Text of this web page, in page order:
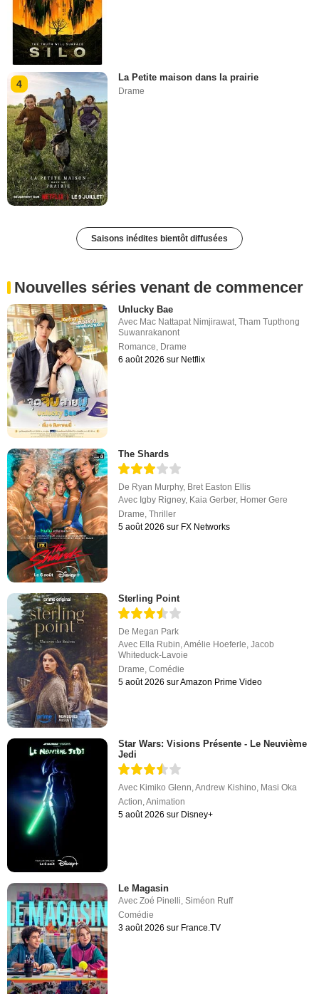
4
La Petite maison dans la prairie
Drame
Saisons inédites bientôt diffusées
Nouvelles séries venant de commencer
Unlucky Bae
Avec Mac Nattapat Nimjirawat,Tham Tupthong
Suwanrakanont
Romance, Drame
6 août 2026 sur Netflix
The Shards
De Ryan Murphy, Bret Easton Ellis
Avec Igby Rigney, Kaia Gerber, Homer Gere
Drame,Thriller
5 août 2026 sur FX Networks
Sterling Point
De Megan Park
Avec Ella Rubin,Amélie Hoeferle,Jacob
Whiteduck-Lavoie
Drame,Comédie
5 août 2026 sur Amazon Prime Video
Star Wars: Visions Présente - Le Neuvième
Jedi
Avec Kimiko Glenn ,Andrew Kishino Masi Oka
Action ,Animation
5 août 2026 sur Disney+
Le Magasin
AvecZoé Pinelli,Siméon Ruff
Comédie
3 août 2026 sur France.TV